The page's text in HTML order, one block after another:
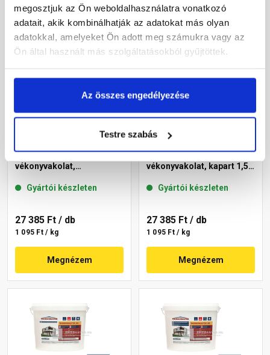
megosztjuk az Ön weboldalhasználatra vonatkozó
adatait, akik kombinálhatják az adatokat más olyan
adatokkal, amelyeket Ön adott meg számukra vagy az
Ön által használt más szolgáltatásokból gyűjtöttek.
Az összes engedélyezése
Testre szabás
Megnézem Megnézem
Thermomaster akril
vékonyvakolat,
46-D 25 kg
Gyártói készleten
27 385 Ft / db
1 095 Ft / kg
Megnézem
Masterplast
Thermomaster akril
vékonyvakolat, kapart 1,5
Gyártói készleten
27 385 Ft / db
1 095 Ft / kg
Megnézem